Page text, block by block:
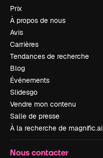
Prix
À propos de nous
Avis
Carrières
Tendances de recherche
Blog
Événements
Slidesgo
Vendre mon contenu
Salle de presse
À la recherche de magnific.ai
Nous contacter